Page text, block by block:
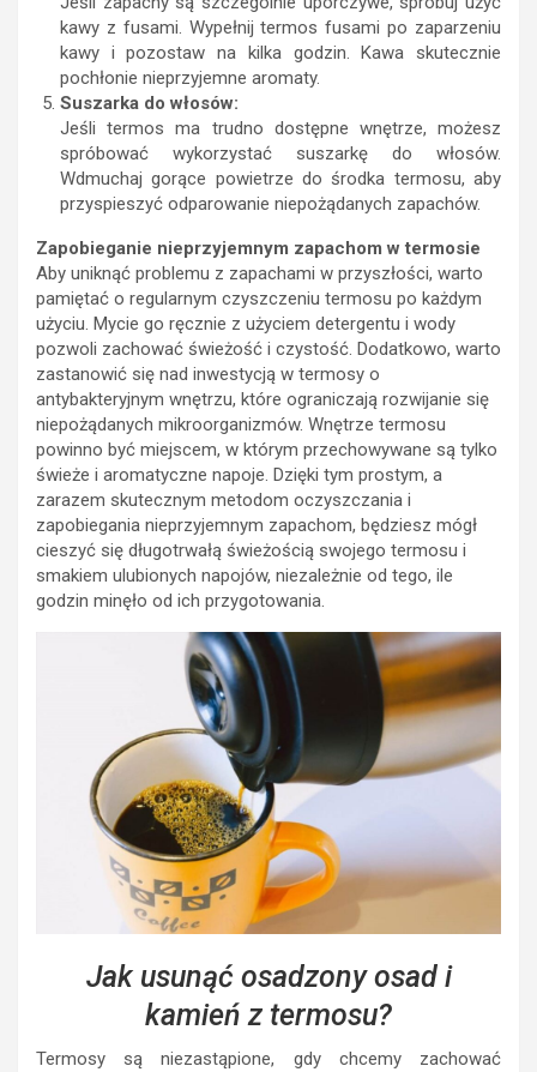
kawy z fusami. Wypełnij termos fusami po zaparzeniu
kawy i pozostaw na kilka godzin. Kawa skutecznie
pochłonie nieprzyjemne aromaty.
Suszarka do włosów:
Jeśli termos ma trudno dostępne wnętrze, możesz
spróbować wykorzystać suszarkę do włosów.
Wdmuchaj gorące powietrze do środka termosu, aby
przyspieszyć odparowanie niepożądanych zapachów.
Zapobieganie nieprzyjemnym zapachom w termosie
Aby uniknąć problemu z zapachami w przyszłości, warto
pamiętać o regularnym czyszczeniu termosu po każdym
użyciu. Mycie go ręcznie z użyciem detergentu i wody
pozwoli zachować świeżość i czystość. Dodatkowo, warto
zastanowić się nad inwestycją w termosy o
antybakteryjnym wnętrzu, które ograniczają rozwijanie się
niepożądanych mikroorganizmów. Wnętrze termosu
powinno być miejscem, w którym przechowywane są tylko
świeże i aromatyczne napoje. Dzięki tym prostym, a
zarazem skutecznym metodom oczyszczania i
zapobiegania nieprzyjemnym zapachom, będziesz mógł
cieszyć się długotrwałą świeżością swojego termosu i
smakiem ulubionych napojów, niezależnie od tego, ile
godzin minęło od ich przygotowania.
Jak usunąć osadzony osad i
kamień z termosu?
Termosy są niezastąpione, gdy chcemy zachować